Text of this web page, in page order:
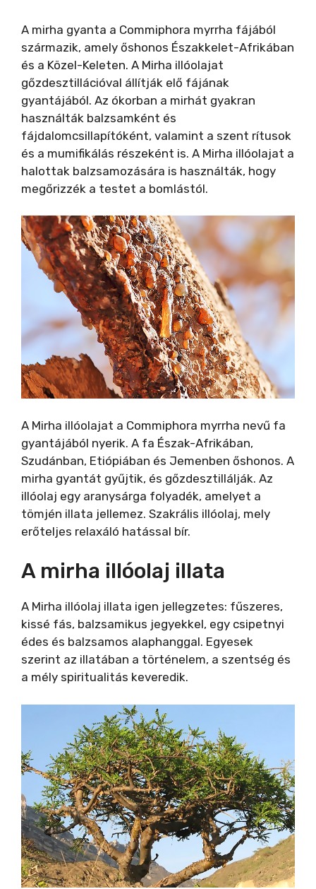
A mirha gyanta a Commiphora myrrha fájából
származik, amely őshonos Északkelet-Afrikában
és a Közel-Keleten. A Mirha illóolajat
gőzdesztillációval állítják elő fájának
gyantájából. Az ókorban a mirhát gyakran
használták balzsamként és
fájdalomcsillapítóként, valamint a szent rítusok
és a mumifikálás részeként is. A Mirha illóolajat a
halottak balzsamozására is használták, hogy
megőrizzék a testet a bomlástól.
A Mirha illóolajat a Commiphora myrrha nevű fa
gyantájából nyerik. A fa Észak-Afrikában,
Szudánban, Etiópiában és Jemenben őshonos. A
mirha gyantát gyűjtik, és gőzdesztillálják. Az
illóolaj egy aranysárga folyadék, amelyet a
tömjén illata jellemez. Szakrális illóolaj, mely
erőteljes relaxáló hatással bír.
A mirha illóolaj illata
A Mirha illóolaj illata igen jellegzetes: fűszeres,
kissé fás, balzsamikus jegyekkel, egy csipetnyi
édes és balzsamos alaphanggal. Egyesek
szerint az illatában a történelem, a szentség és
a mély spiritualitás keveredik.